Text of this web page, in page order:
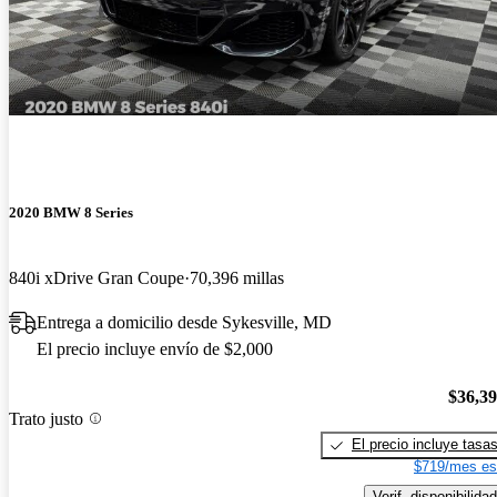
2020 BMW 8 Series
840i xDrive Gran Coupe 70,396 millas
Entrega a domicilio desde Sykesville, MD
El precio incluye envío de $2,000
Trato justo
El precio incluye tasas
$719/mes